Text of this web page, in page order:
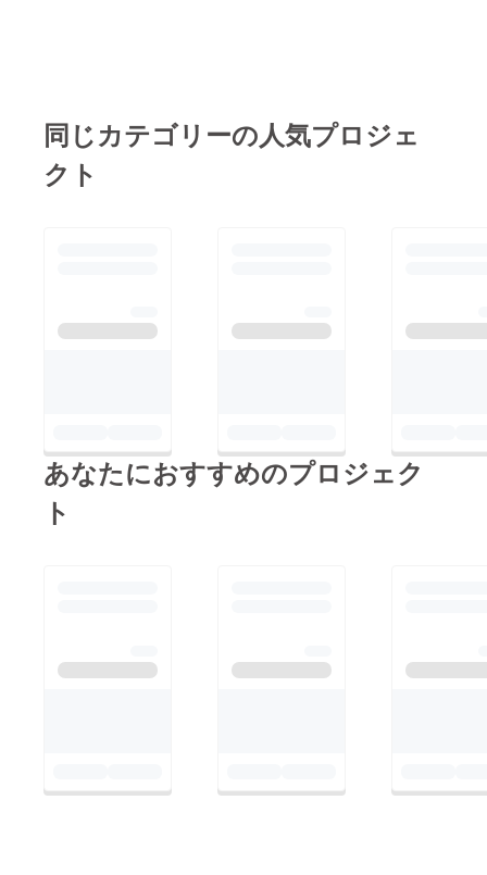
ございません。しか
し、プロジェクト自体
ケジュール再調整（1
にお届けできるよう全
ような形でのご報告と
に今まで以上に責任を
同じカテゴリーの人気プロジェ
クト
あなたにおすすめのプロジェク
ト